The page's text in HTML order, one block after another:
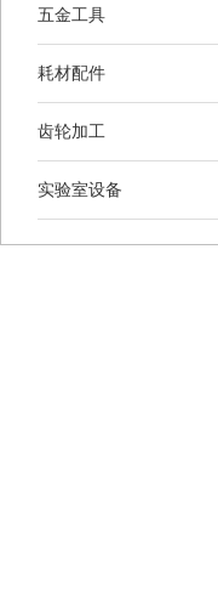
五金工具
耗材配件
齿轮加工
实验室设备